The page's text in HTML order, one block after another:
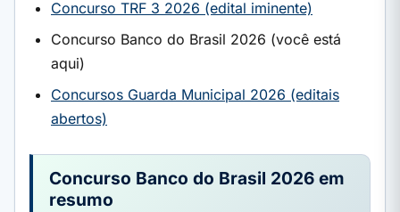
Concurso TRF 3 2026 (edital iminente)
Concurso Banco do Brasil 2026 (você está
aqui)
Concursos Guarda Municipal 2026 (editais
abertos)
Concurso Banco do Brasil 2026 em
resumo